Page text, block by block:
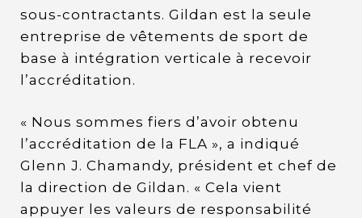
sous-contractants. Gildan est la seule
entreprise de vêtements de sport de
base à intégration verticale à recevoir
l’accréditation.
« Nous sommes fiers d’avoir obtenu
l’accréditation de la FLA », a indiqué
Glenn J. Chamandy, président et chef de
la direction de Gildan. « Cela vient
appuyer les valeurs de responsabilité